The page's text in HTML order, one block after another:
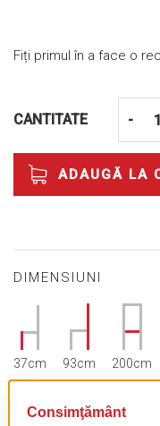
Fiți primul în a face o
CANTITATE -
ADAUGĂ LA
DIMENSIUNI
37cm 93cm 200cm